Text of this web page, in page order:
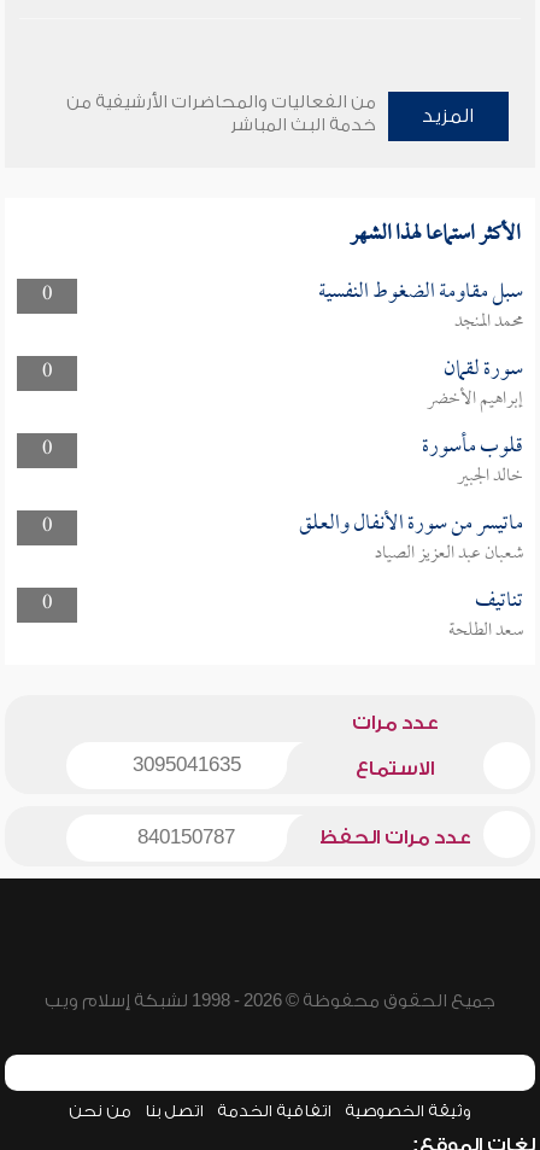
المزيد
من الفعاليات والمحاضرات الأرشيفية من
خدمة البث المباشر
الأكثر استماعا لهذا الشهر
0 سبل مقاومة الضغوط النفسية
محمد المنجد
0
سورة لقمان
إبراهيم الأخضر
0
قلوب مأسورة
خالد الجبير
0
ماتيسر من سورة الأنفال والعلق
شعبان عبد العزيز الصياد
0
تناتيف
سعد الطلحة
عدد مرات
الاستماع 3095041635
عدد مرات الحفظ 840150787
جميع الحقوق محفوظة © 2026 - 1998 لشبكة إسلام ويب
وثيقة الخصوصية اتفاقية الخدمة اتصل بنا من نحن
لغات الموقع: